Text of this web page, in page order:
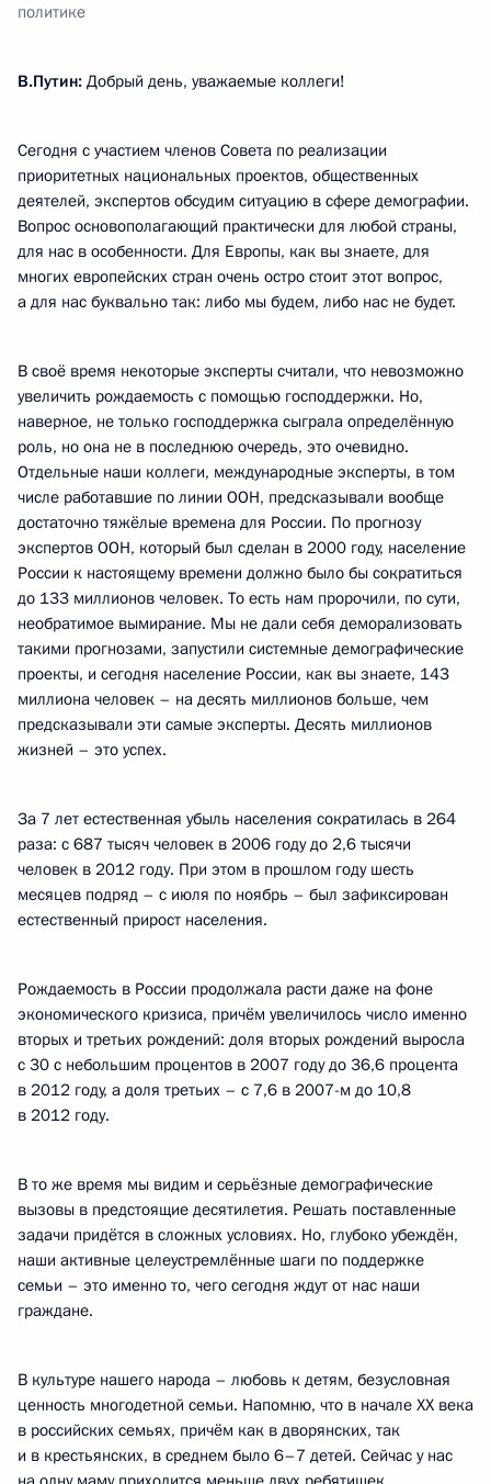
политике
В.Путин: Добрый день, уважаемые коллеги!
Сегодня с участием членов Совета по реализации
приоритетных национальных проектов, общественных
деятелей, экспертов обсудим ситуацию в сфере демографии.
Вопрос основополагающий практически для любой страны,
для нас в особенности. Для Европы, как вы знаете, для
многих европейских стран очень остро стоит этот вопрос,
а для нас буквально так: либо мы будем, либо нас не будет.
В своё время некоторые эксперты считали, что невозможно
увеличить рождаемость с помощью господдержки. Но,
наверное, не только господдержка сыграла определённую
роль, но она не в последнюю очередь, это очевидно.
Отдельные наши коллеги, международные эксперты, в том
числе работавшие по линии ООН, предсказывали вообще
достаточно тяжёлые времена для России. По прогнозу
экспертов ООН, который был сделан в 2000 году, население
России к настоящему времени должно было бы сократиться
до 133 миллионов человек. То есть нам пророчили, по сути,
необратимое вымирание. Мы не дали себя деморализовать
такими прогнозами, запустили системные демографические
проекты, и сегодня население России, как вы знаете, 143
миллиона человек – на десять миллионов больше, чем
предсказывали эти самые эксперты. Десять миллионов
жизней – это успех.
За 7 лет естественная убыль населения сократилась в 264
раза: с 687 тысяч человек в 2006 году до 2,6 тысячи
человек в 2012 году. При этом в прошлом году шесть
месяцев подряд – с июля по ноябрь – был зафиксирован
естественный прирост населения.
Рождаемость в России продолжала расти даже на фоне
экономического кризиса, причём увеличилось число именно
вторых и третьих рождений: доля вторых рождений выросла
с 30 с небольшим процентов в 2007 году до 36,6 процента
в 2012 году, а доля третьих – с 7,6 в 2007-м до 10,8
в 2012 году.
В то же время мы видим и серьёзные демографические
вызовы в предстоящие десятилетия. Решать поставленные
задачи придётся в сложных условиях. Но, глубоко убеждён,
наши активные целеустремлённые шаги по поддержке
семьи – это именно то, чего сегодня ждут от нас наши
граждане.
В культуре нашего народа – любовь к детям, безусловная
ценность многодетной семьи. Напомню, что в начале XX века
в российских семьях, причём как в дворянских, так
и в крестьянских, в среднем было 6–7 детей. Сейчас у нас